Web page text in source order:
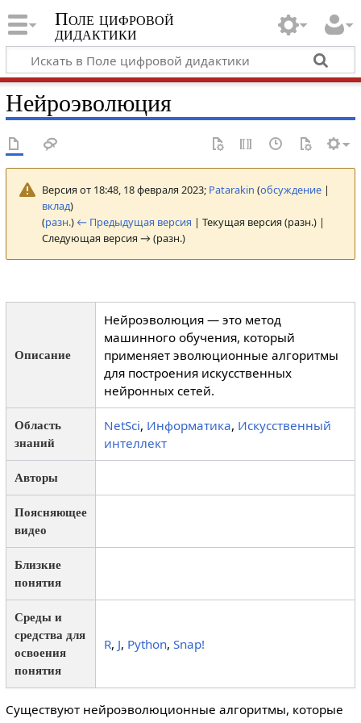
Поле цифровой
дидактики
Нейроэволюция
Версия от 18:48, 18 февраля 2023; Patarakin (обсуждение|
вклад)
(разн.) ← Предыдущая версия | Текущая версия (разн.) |
Следующая версия → (разн.)
Описание
Нейроэволюция — это метод
машинного обучения, который
применяет эволюционные алгоритмы
для построения искусственных
нейронных сетей.
Область
знаний
NetSci, Информатика, Искусственный
интеллект
Авторы
Поясняющее
видео
Близкие
понятия
Среды и
средства для
освоения
понятия
R, J, Python, Snap!
Существуют нейроэволюционные алгоритмы, которые